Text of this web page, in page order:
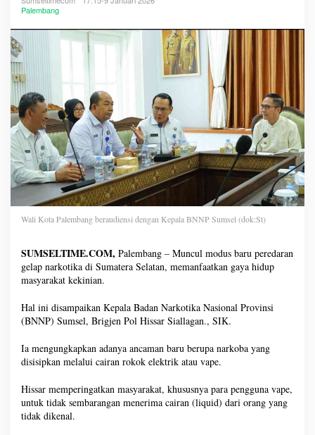
Palembang
Wali Kota Palembang beraudiensi dengan Kepala BNNP Sumsel (dok:St)
SUMSELTIME.COM, Palembang – Muncul modus baru peredaran
gelap narkotika di Sumatera Selatan, memanfaatkan gaya hidup
masyarakat kekinian.
Hal ini disampaikan Kepala Badan Narkotika Nasional Provinsi
(BNNP) Sumsel, Brigjen Pol Hissar Siallagan., SIK.
Ia mengungkapkan adanya ancaman baru berupa narkoba yang
disisipkan melalui cairan rokok elektrik atau vape.
Hissar memperingatkan masyarakat, khususnya para pengguna vape,
untuk tidak sembarangan menerima cairan (liquid) dari orang yang
tidak dikenal.